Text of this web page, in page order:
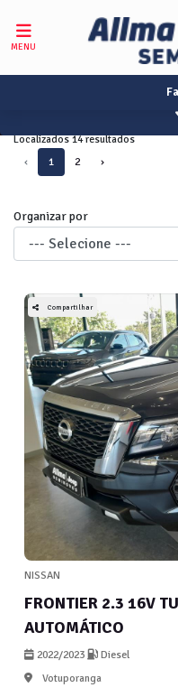
MENU
Localizados 14 resultados
‹
1 2 ›
Organizar por
Compartilhar
NISSAN
FRONTIER 2.3 16V
AUTOMÁTICO
2022/2023
Diesel
Votuporanga